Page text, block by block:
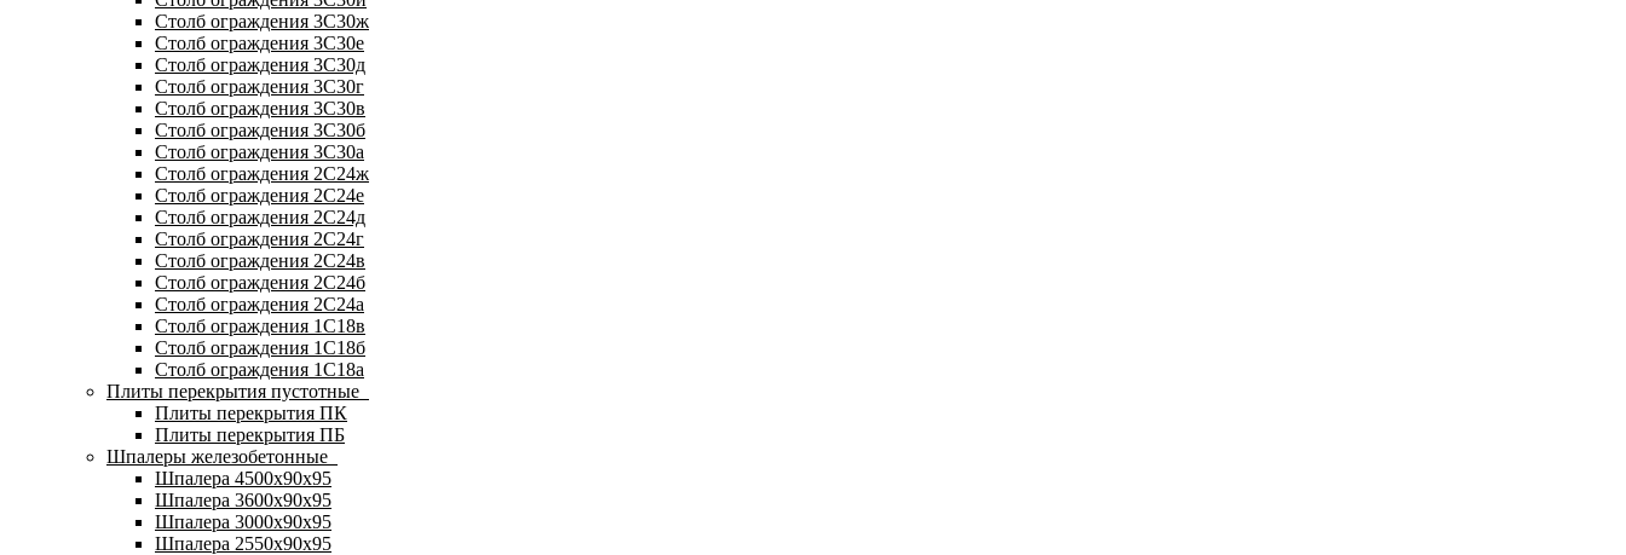
Столб ограждения 3С30ж
Столб ограждения 3С30е
Столб ограждения 3С30д
Столб ограждения 3С30г
Столб ограждения 3С30в
Столб ограждения 3С30б
Столб ограждения 3С30а
Столб ограждения 2С24ж
Столб ограждения 2С24е
Столб ограждения 2С24д
Столб ограждения 2С24г
Столб ограждения 2С24в
Столб ограждения 2С24б
Столб ограждения 2С24а
Столб ограждения 1С18в
Столб ограждения 1С18б
Столб ограждения 1С18а
Плиты перекрытия пустотные
Плиты перекрытия ПК
Плиты перекрытия ПБ
Шпалеры железобетонные
Шпалера 4500х90х95
Шпалера 3600х90х95
Шпалера 3000х90х95
Шпалера 2550х90х95